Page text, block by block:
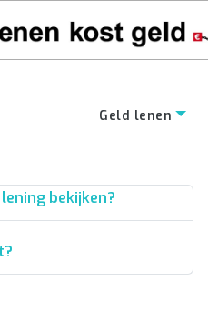
Geld lenen
bekijken?